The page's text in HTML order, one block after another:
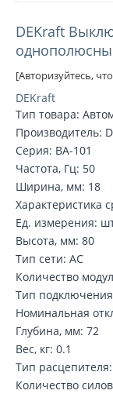
DEKraft
[Авторизуйтесь,
DEKraft
Тип товара:
Производитель:
Серия: ВА-101
Частота, Гц: 50
Ширина, мм: 18
Характеристика
Ед. измерения:
Высота, мм: 80
Тип сети: AC
Количество
Тип
Номинальная
Глубина, мм: 72
Вес, кг: 0.1
Тип
Количество